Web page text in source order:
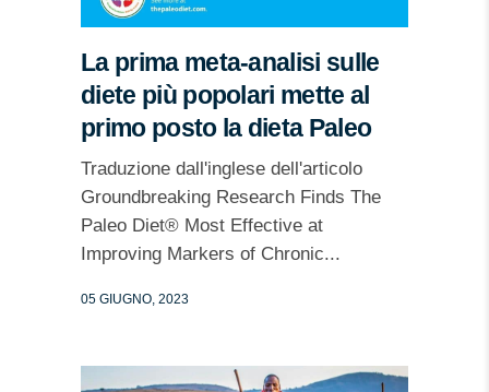
La prima meta-analisi sulle
diete più popolari mette al
primo posto la dieta Paleo
Traduzione dall'inglese dell'articolo
Groundbreaking Research Finds The
Paleo Diet® Most Effective at
Improving Markers of Chronic...
05 GIUGNO, 2023